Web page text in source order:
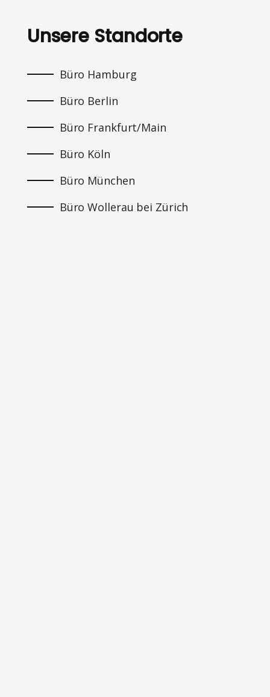
Unsere Standorte
Büro Hamburg
Büro Berlin
Büro Frankfurt/Main
Büro Köln
Büro München
Büro Wollerau bei Zürich